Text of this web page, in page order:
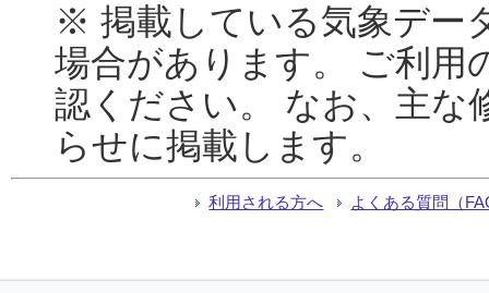
※ 掲載している気象デー
場合があります。 ご利用
認ください。 なお、主な
らせに掲載します。
利用される方へ よくある質問（